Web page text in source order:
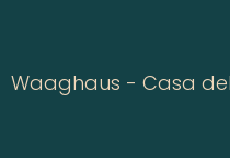
Waaghaus - Casa